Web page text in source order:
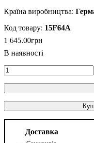
15F64A
1 645.00грн
Доставка